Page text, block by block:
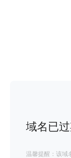
域名已
温馨提醒：该域